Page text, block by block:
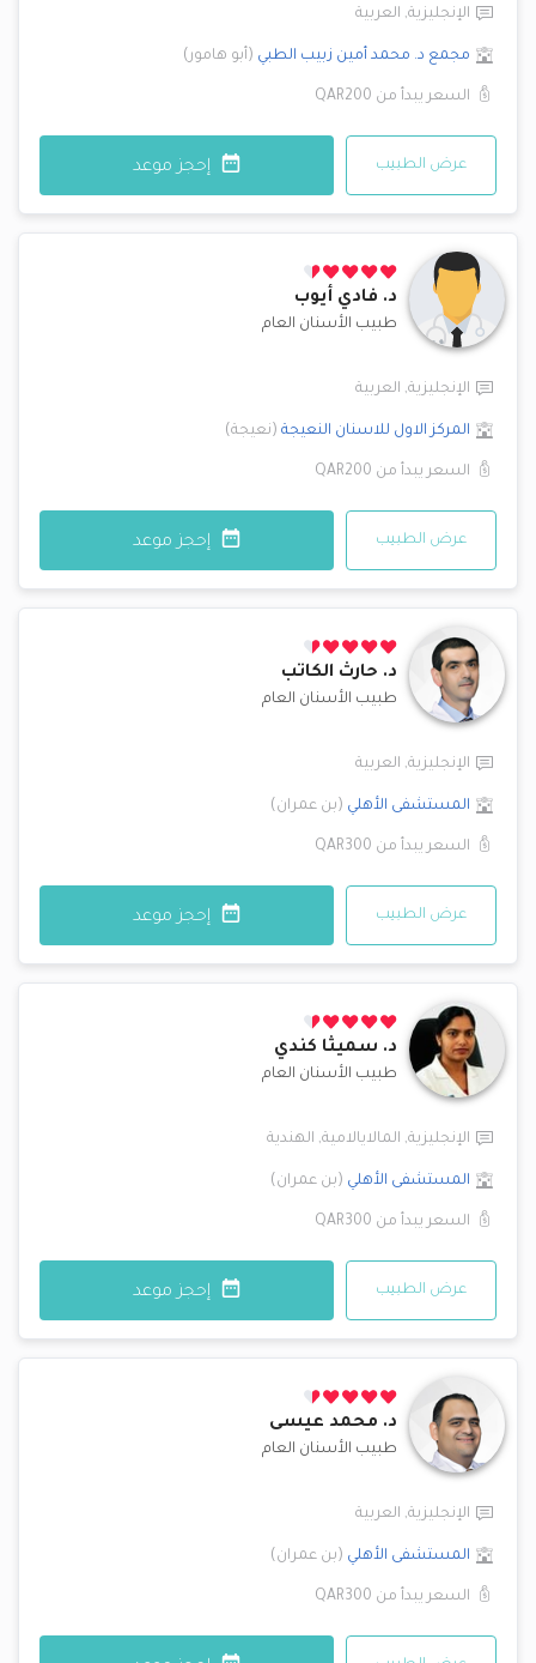
الإنجليزية, العربية
مجمع د. محمد أمين زبيب الطبي (أبو هامور)
السعر يبدأ من QAR200
عرض الطبيب إحجز موعد
د. فادي أيوب
طبيب الأسنان العام
الإنجليزية, العربية
المركز الاول للاسنان النعيجة (نعيجة)
السعر يبدأ من QAR200
عرض الطبيب إحجز موعد
د. حارث الكاتب
طبيب الأسنان العام
الإنجليزية, العربية
المستشفى الأهلي (بن عمران)
السعر يبدأ من QAR300
عرض الطبيب إحجز موعد
د. سميثا كندي
طبيب الأسنان العام
الإنجليزية, المالايالامية, الهندية
المستشفى الأهلي (بن عمران)
السعر يبدأ من QAR300
عرض الطبيب إحجز موعد
د. محمد عيسى
طبيب الأسنان العام
الإنجليزية, العربية
المستشفى الأهلي (بن عمران)
السعر يبدأ من QAR300